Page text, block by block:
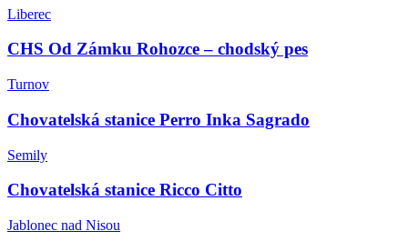
Liberec
CHS Od Zámku Rohozce – chodský pes
Turnov
Chovatelská stanice Perro Inka Sagrado
Semily
Chovatelská stanice Ricco Citto
Jablonec nad Nisou